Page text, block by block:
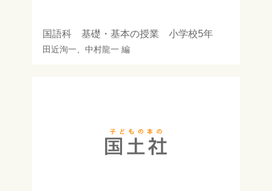
国語科 基礎・基本の授業 小学校5年
田近洵一、 中村龍一編